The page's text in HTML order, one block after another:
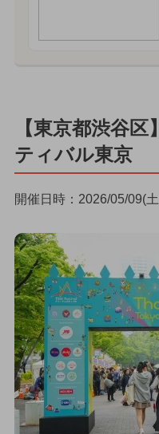
【東京都渋谷
ティバル東京
開催日時：2026/05/09(